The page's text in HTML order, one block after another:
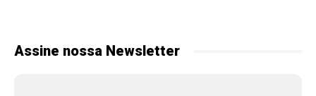
Assine nossa Newsletter